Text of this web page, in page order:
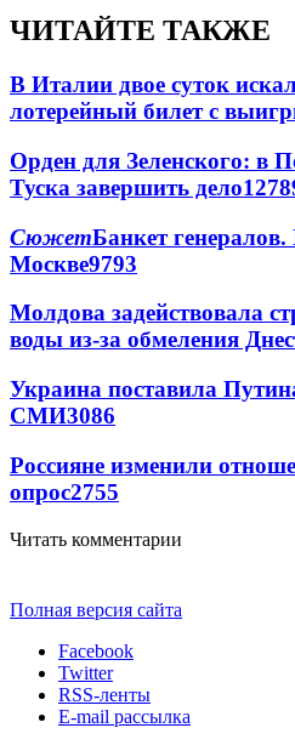
ЧИТАЙТЕ ТАКЖЕ
В Италии двое суток
лотерейный билет с
Орден для Зеленского: в
Туска завершить дело
СюжетБанкет
Москве9793
Молдова задействовала
воды из-за обмеления
Украина поставила
СМИ3086
Россияне изменили
опрос2755
Читать комментарии
Полная версия сайта
Facebook
Twitter
RSS-ленты
E-mail рассылка